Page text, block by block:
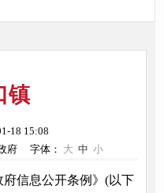
镇
18 15:08
府
字体： 大 中 小
信息公开条例》(以下